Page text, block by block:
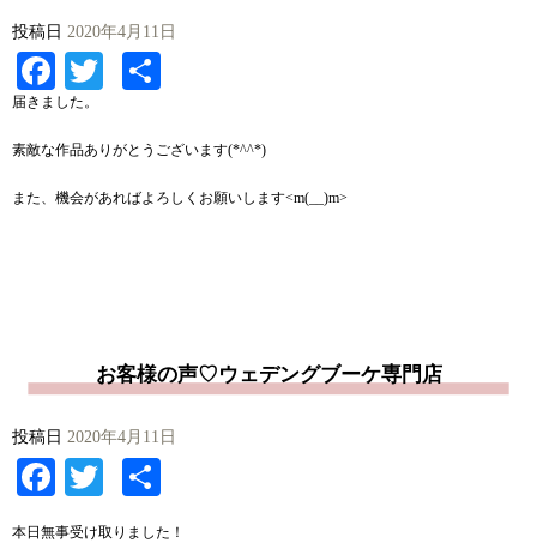
投稿日 2020年4月11日
Facebook
Twitter
届きました。
素敵な作品ありがとうございます(*^^*)
また、機会があればよろしくお願いします<m(__)m>
お客様の声♡ウェデングブーケ専門店
投稿日 2020年4月11日
Facebook
Twitter
有
本日無事受け取りました！